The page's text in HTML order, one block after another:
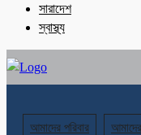
সারাদেশ
স্বাস্থ্য
আমাদের পরিবার